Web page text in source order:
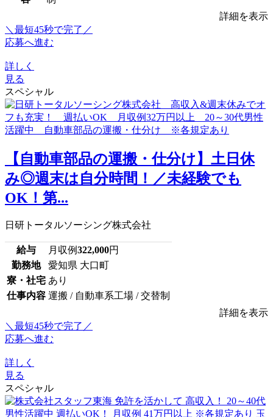
詳細を表示
＼最短45秒で完了／
応募へ進む
詳しく
見る
スペシャル
【自動車部品の運搬・仕分け】土日休
み◎週末は自分時間！／未経験でも
OK！第...
日研トータルソーシング株式会社
給与 月収例322,000円
勤務地
愛知県 大口町
寮・社宅 あり
仕事内容 運搬 / 自動車系工場 / 交替制
詳細を表示
＼最短45秒で完了／
応募へ進む
詳しく
見る
スペシャル